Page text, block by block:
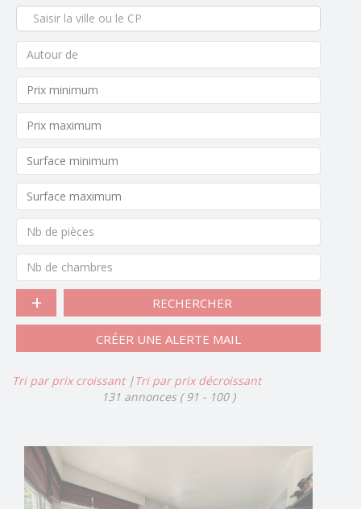
Autour de
Nb de pièces
Nb de chambres
RECHERCHER
CRÉER UNE ALERTE MAIL
Tri par prix croissant|Tri par prix décroissant
131 annonces ( 91 - 100 )